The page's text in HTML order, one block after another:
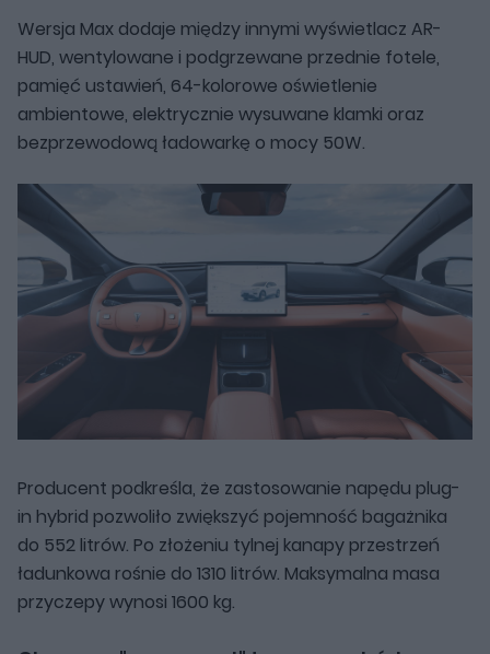
Wersja Max dodaje między innymi wyświetlacz AR-
HUD, wentylowane i podgrzewane przednie fotele,
pamięć ustawień, 64-kolorowe oświetlenie
ambientowe, elektrycznie wysuwane klamki oraz
bezprzewodową ładowarkę o mocy 50W.
Producent podkreśla, że zastosowanie napędu plug-
in hybrid pozwoliło zwiększyć pojemność bagażnika
do 552 litrów. Po złożeniu tylnej kanapy przestrzeń
ładunkowa rośnie do 1310 litrów. Maksymalna masa
przyczepy wynosi 1600 kg.